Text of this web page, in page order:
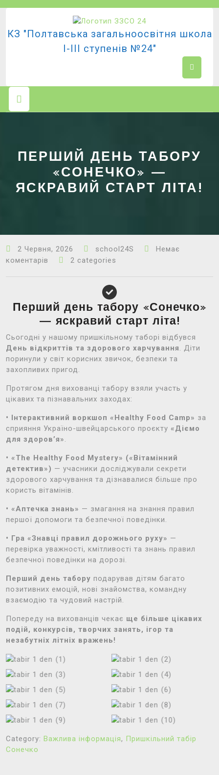
КЗ "Полтавська загальноосвітня школа
І-ІІІ ступенів №24"
ПЕРШИЙ ДЕНЬ ТАБОРУ
«СОНЕЧКО» —
ЯСКРАВИЙ СТАРТ ЛІТА!
2 Червня, 2026 school24S
Немає
коментарів
2 categories
Перший день табору «Сонечко»
— яскравий старт літа!
Сьогодні у нашому пришкільному таборі відбувся
День відкриттів та здорового харчування. Діти
поринули у світ корисних звичок, безпеки та
захопливих пригод.
Протягом дня вихованці табору взяли участь у
цікавих та пізнавальних заходах:
• Інтерактивний воркшоп «Healthy Food Camp» за
сприяння Україно-швейцарського проєкту «Діємо
для здоров’я».
• «The Healthy Food Mystery» («Вітамінний
детектив») — учасники досліджували секрети
здорового харчування та дізнавалися більше про
користь вітамінів.
• «Аптечка знань» — змагання на знання правил
першої допомоги та безпечної поведінки.
• Гра «Знавці правил дорожнього руху» —
перевірка уважності, кмітливості та знань правил
безпечної поведінки на дорозі.
Перший день табору подарував дітям багато
позитивних емоцій, нові знайомства, командну
взаємодію та чудовий настрій.
Попереду на вихованців чекає ще більше цікавих
подій, конкурсів, творчих занять, ігор та
незабутніх літніх вражень!
Category: Важлива інформація, Пришкільний табір
Сонечко